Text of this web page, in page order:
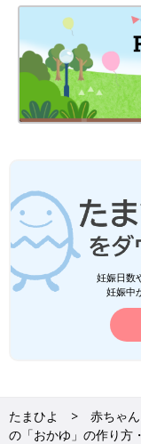
妊娠日数
妊娠中
たまひよ 赤ちゃ
の「おかゆ」の作り方